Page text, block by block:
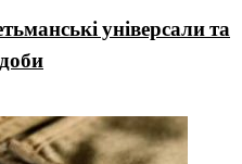
універсали та